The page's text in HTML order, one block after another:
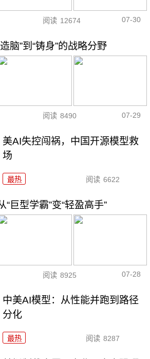
阅读 12674 07-30
脑”到“铸身”的战略分野
阅读 8490 07-29
美AI失控闯祸，中国开源模型救
场
最热 阅读 6622
巨型学霸”变“轻盈高手”
阅读 8925 07-28
中美AI模型：从性能并跑到路径
分化
最热 阅读 8287